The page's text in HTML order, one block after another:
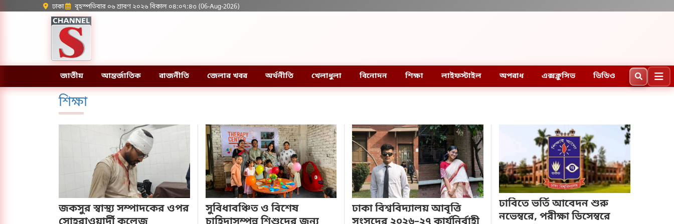
ঢাকা বৃহস্পতিবার ০৬ শ্রাবণ ২০২৬ বিকাল ০৪:০৭:৪৩ (06-Aug-2026)
জাতীয় আন্তর্জাতিক রাজনীতি জেলার খবর অর্থনীতি খেলাধুলা বিনোদন শিক্ষা লাইফস্টাইল অপরাধ এক্সক্লুসিভ ভিডিও
শিক্ষা
জকসুর স্বাস্থ্য সম্পাদকের ওপর
সুবিধাবঞ্চিত ও বিশেষ
ঢাকা বিশ্ববিদ্যালয় আবৃত্তি
ঢাবিতে ভর্তি আবেদন শুরু
নভেম্বরে, পরীক্ষা ডিসেম্বরে